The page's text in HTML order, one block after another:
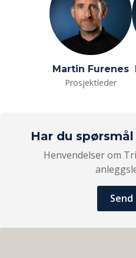
Martin Furenes
Prosjektleder
Har du
Henvendelser om
Send